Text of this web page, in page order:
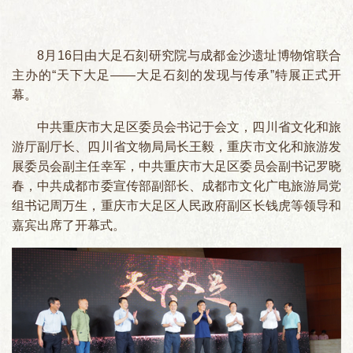
8月16日由大足石刻研究院与成都金沙遗址博物馆联合
主办的“天下大足——大足石刻的发现与传承”特展正式开
幕。
中共重庆市大足区委员会书记于会文，四川省文化和旅
游厅副厅长、四川省文物局局长王毅，重庆市文化和旅游发
展委员会副主任幸军，中共重庆市大足区委员会副书记罗晓
春，中共成都市委宣传部副部长、成都市文化广电旅游局党
组书记周万生，重庆市大足区人民政府副区长钱虎等领导和
嘉宾出席了开幕式。